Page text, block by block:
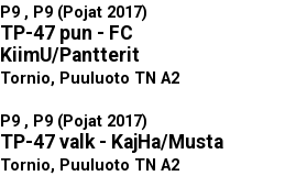
P9 , P9 (Pojat 2017)
TP-47 pun - FC
KiimU/Pantterit
Tornio, Puuluoto TN A2
P9 , P9 (Pojat 2017)
TP-47 valk - KajHa/Musta
Tornio, Puuluoto TN A2